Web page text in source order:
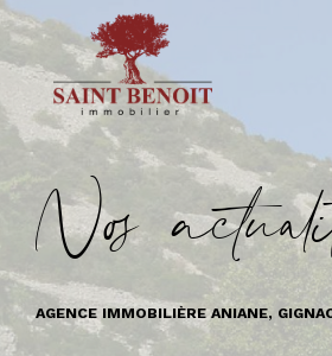
No actua
AGENCE IMMOBILIÈRE ANIANE,